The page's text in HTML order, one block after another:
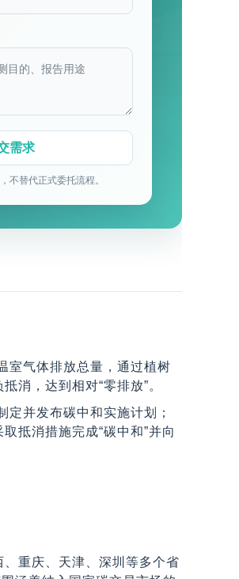
不替代正式委托流程。
室气体排放总量，通过植树
消，达到相对“零排放”。
并发布碳中和实施计划；
抵消措施完成“碳中和”并向
重庆、天津、深圳等多个省